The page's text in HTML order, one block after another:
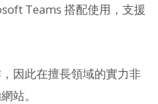
Teams 搭配使用，支援
因此在擅長領域的實力非
站。